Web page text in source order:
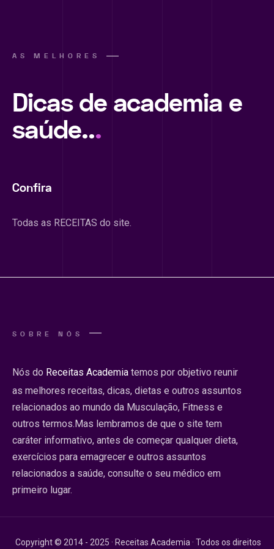
AS MELHORES
Dicas de academia e
saúde...
Confira
Todas as RECEITAS do site.
SOBRE NÓS
Nós do Receitas Academia temos por objetivo reunir
as melhores receitas, dicas, dietas e outros assuntos
relacionados ao mundo da Musculação, Fitness e
outros termos.Mas lembramos de que o site tem
caráter informativo, antes de começar qualquer dieta,
exercícios para emagrecer e outros assuntos
relacionados a saúde, consulte o seu médico em
primeiro lugar.
Copyright © 2014 - 2025 · Receitas Academia · Todos os direitos